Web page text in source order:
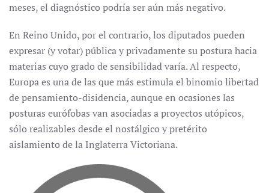
meses, el diagnóstico podría ser aún más negativo.
En Reino Unido, por el contrario, los diputados pueden
expresar (y votar) pública y privadamente su postura hacia
materias cuyo grado de sensibilidad varía. Al respecto,
Europa es una de las que más estimula el binomio libertad
de pensamiento-disidencia, aunque en ocasiones las
posturas eurófobas van asociadas a proyectos utópicos,
sólo realizables desde el nostálgico y pretérito
aislamiento de la Inglaterra Victoriana.